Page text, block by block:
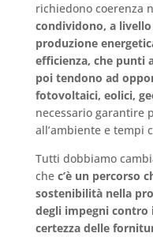
richiedono coerenza
condividono, a
produzione
efficienza, che punti
poi tendono ad
fotovoltaici, eolici,
necessario garantire
all’ambiente e tempi
Tutti dobbiamo
che c’è un percorso
sostenibilità nella
degli impegni
certezza delle